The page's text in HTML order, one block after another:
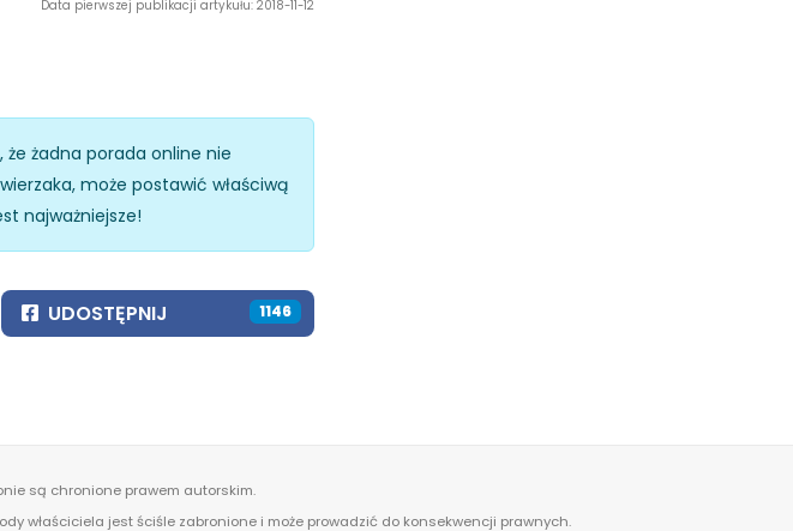
Data pierwszej publikacji artykułu: 2018-11-12
żadna porada online nie
może postawić właściwą
najważniejsze!
UDOSTĘPNIJ 1322
są chronione prawem autorskim.
właściciela jest ściśle zabronione i może prowadzić do konsekwencji prawnych.